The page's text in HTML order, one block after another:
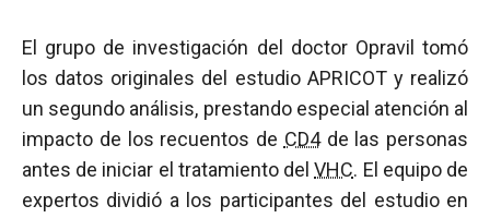
El grupo de investigación del doctor Opravil tomó
los datos originales del estudio APRICOT y realizó
un segundo análisis, prestando especial atención al
impacto de los recuentos de CD4de las personas
antes de iniciar el tratamiento delVHC. El equipo de
expertos dividió a los participantes del estudio en